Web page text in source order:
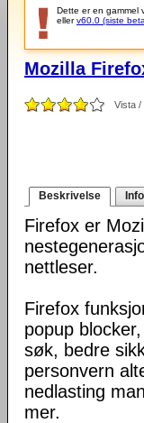
Dette er en gammel
ellerv60.0 (siste
Mozilla
Vista /
Beskrivelse Info
Firefox er
nettleser.
Firefox
popup
søk, bedre
personvern
nedlasting
mer.